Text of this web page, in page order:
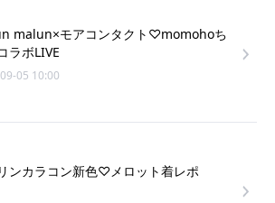
malun×モアコンタクト♡momohoち
ラボLIVE
05 10:00
ンカラコン新色♡メロット着レポ